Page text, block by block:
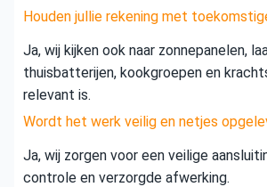
Houden jullie rekening met
Ja, wij kijken ook naar zonnepanelen,
thuisbatterijen, kookgroepen en
relevant is.
Wordt het werk veilig en netjes
Ja, wij zorgen voor een veilige
controle en verzorgde afwerking.